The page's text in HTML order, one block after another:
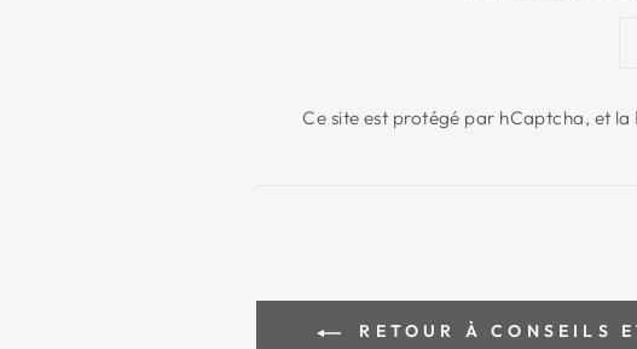
Ce site est protégé par hCaptcha, et la
RETOUR À CONSEILS